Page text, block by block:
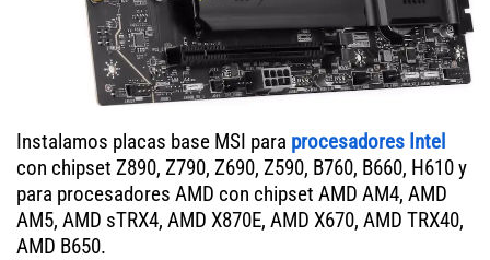
Instalamos placas base MSI para procesadores Intel
con chipset Z890, Z790, Z690, Z590, B760, B660, H610 y
para procesadores AMD con chipset AMD AM4, AMD
AM5, AMD sTRX4, AMD X870E, AMD X670, AMD TRX40,
AMD B650.